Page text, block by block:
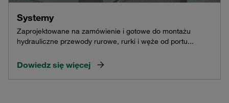
Systemy
Zaprojektowane na zamówienie i gotowe do montażu
hydrauliczne przewody rurowe, rurki i węże od portu...
Dowiedz się więcej